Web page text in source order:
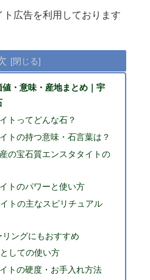
広告を利用しております
・意味・産地まとめ｜宇
トってどんな石？
トの持つ意味・石言葉は？
の宝石質エンスタタイトの
トのパワーと使い方
トの主なスピリチュアル
リングにもおすすめ
しての使い方
トの硬度・お手入れ方法